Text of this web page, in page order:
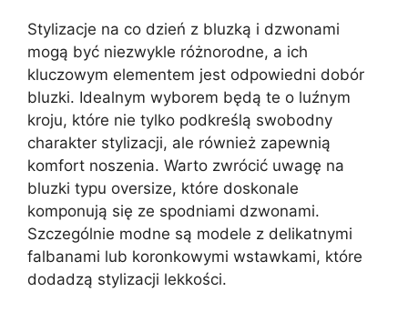
Stylizacje na co dzień z bluzką i dzwonami
mogą być niezwykle różnorodne, a ich
kluczowym elementem jest odpowiedni dobór
bluzki. Idealnym wyborem będą te o luźnym
kroju, które nie tylko podkreślą swobodny
charakter stylizacji, ale również zapewnią
komfort noszenia. Warto zwrócić uwagę na
bluzki typu oversize, które doskonale
komponują się ze spodniami dzwonami.
Szczególnie modne są modele z delikatnymi
falbanami lub koronkowymi wstawkami, które
dodadzą stylizacji lekkości.